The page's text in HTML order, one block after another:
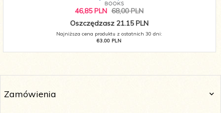
46,85 PLN 68,00 PLN
Oszczędzasz 21.15 PLN
Najniższa cena produktu z ostatnich 30 dni:
63.00 PLN
Zamówienia